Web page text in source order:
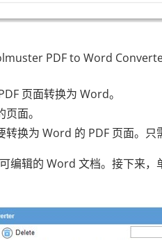
PDF to Word
页面转换为 Word。
面。
转换为 Word 的 PDF 页面。只
编辑的 Word 文档。接下来，